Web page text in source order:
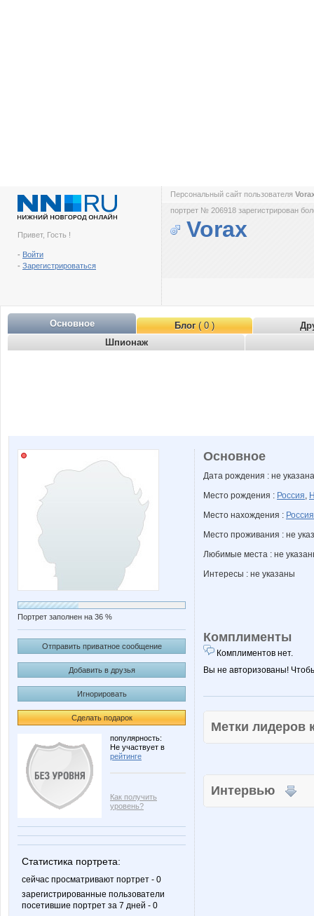
Привет, Гость !
- Войти
- Зарегистрироваться
Персональный сайт пользователя
портрет № 206918 зарегистрирован
Vorax
Основное Блог( 0 )
Шпионаж
Портрет заполнен на 36 %
Отправить приватное сообщение
Добавить в друзья
Игнорировать
Сделать подарок
популярность:
Не участвует в
рейтинге
Как получить
уровень?
Статистика портрета:
сейчас просматривают портрет - 0
зарегистрированные пользователи
посетившие портрет за 7 дней - 0
Основное
Дата рождения : не указана
Место рождения : Россия,
Место нахождения : Россия
Место проживания : не
Любимые места : не
Интересы : не указаны
Комплименты
Комплиментов нет.
Вы не авторизованы!
Метки
Интервью